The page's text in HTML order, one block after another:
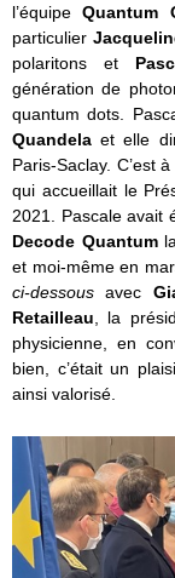
l’équipe
particulier
polaritons et
génération de
quantum dots.
Quandelaet elle
Paris-Saclay. C’est
qui accueillait le
2021. Pascale avait
Decode Quantum
et moi-même en
ci-dessousavec
Retailleau , la
physicienne, en
bien, c’était un
ainsi valorisé.